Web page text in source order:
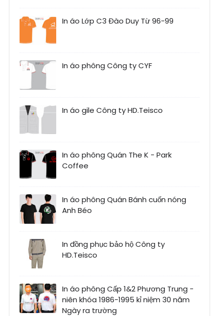
In áo Lớp C3 Đào Duy Từ 96-99
In áo phông Công ty CYF
In áo gile Công ty HD.Teisco
In áo phông Quán The K - Park
Coffee
In áo phông Quán Bánh cuốn nóng
Anh Béo
In đồng phục bảo hộ Công ty
HD.Teisco
In áo phông Cấp 1&2 Phương Trung -
niên khóa 1986-1995 kỉ niệm 30 năm
Ngày ra trường